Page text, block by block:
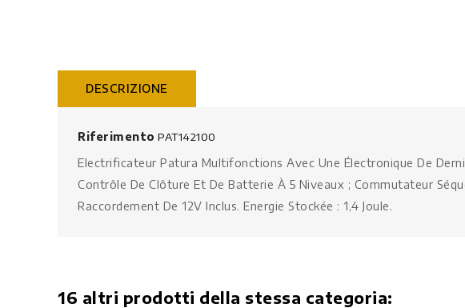
DESCRIZIONE
Riferimento PAT142100
Electrificateur Patura Multifonctions Avec Une Électronique De
Contrôle De Clôture Et De Batterie À 5 Niveaux ; Commutateur
Raccordement De 12V Inclus. Energie Stockée : 1,4 Joule.
16 altri prodotti della stessa categoria: